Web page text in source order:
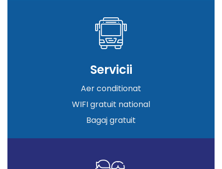
Servicii
Aer conditionat
WIFI gratuit national
Bagaj gratuit